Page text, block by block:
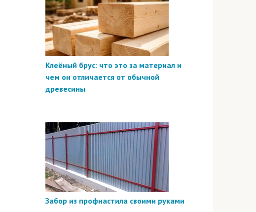
Клеёный брус: что это за материал и
чем он отличается от обычной
древесины
Забор из профнастила своими руками